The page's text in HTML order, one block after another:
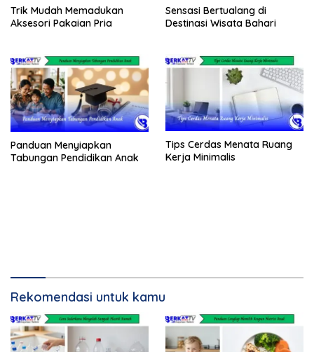
Trik Mudah Memadukan
Aksesori Pakaian Pria
Sensasi Bertualang di
Destinasi Wisata Bahari
Panduan Menyiapkan
Tabungan Pendidikan Anak
Tips Cerdas Menata Ruang
Kerja Minimalis
Rekomendasi untuk kamu